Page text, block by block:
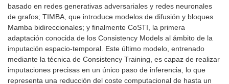
basado en redes generativas adversariales y redes neuronales
de grafos; TIMBA, que introduce modelos de difusión y bloques
Mamba bidireccionales; y finalmente CoSTI, la primera
adaptación conocida de los Consistency Models al ámbito de la
imputación espacio-temporal. Este último modelo, entrenado
mediante la técnica de Consistency Training, es capaz de realizar
imputaciones precisas en un único paso de inferencia, lo que
representa una reducción del coste computacional de hasta un